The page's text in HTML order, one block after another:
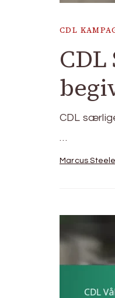
CDL
CDL
…
Marcus Steele